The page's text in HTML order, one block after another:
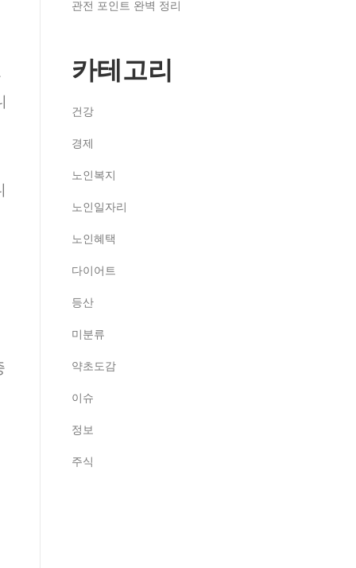
관전 포인트 완벽 정리
카테고리
건강
경제
노인복지
노인일자리
노인혜택
다이어트
등산
미분류
약초도감
이슈
정보
주식